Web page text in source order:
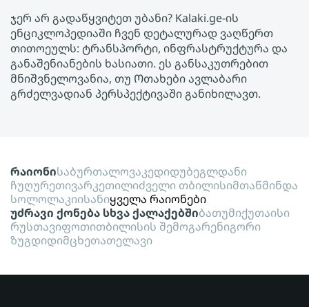
ჯერ არ გადაწყვიტეთ უბანი? Kalaki.ge-ის
ენციკლოპედიაში ჩვენ დეტალურად ვაღწერთ
თითოეულს: ტრანსპორტი, ინფრასტრუქტურა და
განაშენიანების ხასიათი. ეს განსაკუთრებით
მნიშვნელოვანია, თუ Ოთახები ავლაბარი
გრძელვადიან პერსპექტივაში განიხილავთ.
რაიონისაბურთალოვაკედიდუბეგლდანი
ჩუღურეთივარკეთილიძველი თბილისიმთაწმინდა
სოლოლაკიისანიყველა რაიონები
უძრავი ქონება სხვა ქალაქებშიბათუმიქუთაისი
რუსთავიფოთითბილისის შემოგარენიგორი
ზუგდიდიმცხეთათელავი